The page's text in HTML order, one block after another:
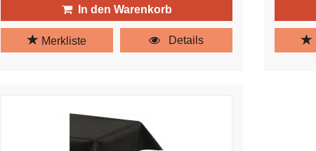
In den Warenkorb
Merkliste Details